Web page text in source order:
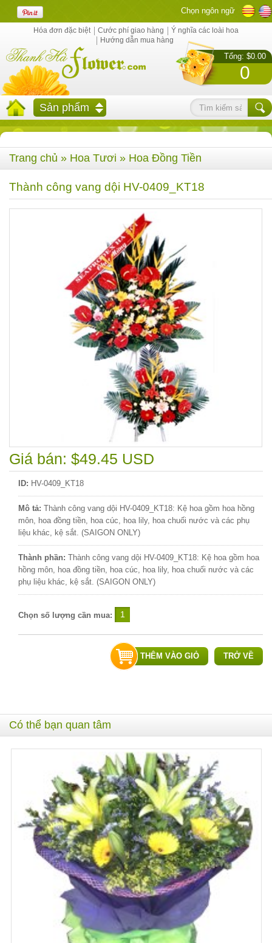
Chọn ngôn ngữ
Tổng: $0.00
0
Hóa đơn đặc biệt Cước phí giao hàng
Ý nghĩa các loài hoa
Hướng dẫn mua hàng
Sản phẩm
Trang chủ » Hoa Tươi » Hoa Đồng Tiền
Thành công vang dội HV-0409_KT18
Giá bán: $49.45 USD
ID: HV-0409_KT18
Mô tả: Thành công vang dội HV-0409_KT18: Kệ hoa gồm hoa hồng
môn, hoa đồng tiền, hoa cúc, hoa lily, hoa chuối nước và các phụ
liệu khác, kệ sắt. (SAIGON ONLY)
Thành phần: Thành công vang dội HV-0409_KT18: Kệ hoa gồm hoa
hồng môn, hoa đồng tiền, hoa cúc, hoa lily, hoa chuối nước và các
phụ liệu khác, kệ sắt. (SAIGON ONLY)
Chọn số lượng cần mua:
TRỞ VỀ
THÊM VÀO GIỎ
Có thể bạn quan tâm